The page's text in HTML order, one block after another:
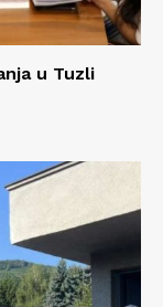
u Tuzli